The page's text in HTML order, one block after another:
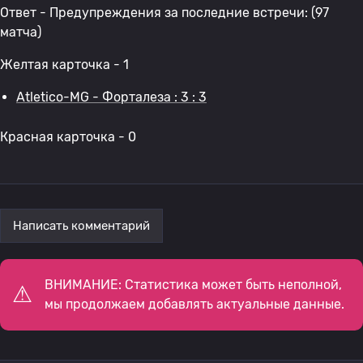
Ответ - Предупреждения за последние встречи: (97
матча)
Желтая карточка - 1
Atletico-MG - Форталеза : 3 : 3
Красная карточка - 0
Написать комментарий
ВНИМАНИЕ: Статистика может быть неполной,
мы продолжаем добавлять актуальные данные.